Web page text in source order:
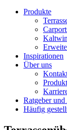
Produkte
Inspirationen
Über uns
Ratgeber
Häufig